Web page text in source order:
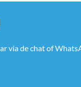
via de chat of